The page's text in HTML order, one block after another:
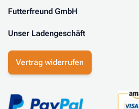
Futterfreund GmbH
Unser Ladengeschäft
Vertrag widerrufen